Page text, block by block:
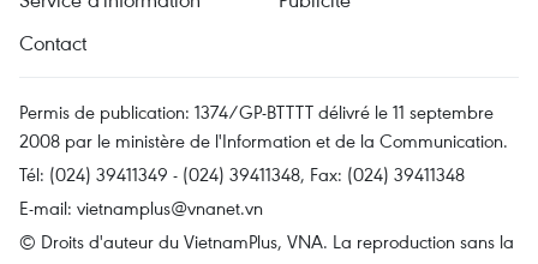
Contact
Permis de publication: 1374/GP-BTTTT délivré le 11 septembre
2008 par le ministère de l'Information et de la Communication.
Tél: (024) 39411349 - (024) 39411348, Fax: (024) 39411348
E-mail: vietnamplus@vnanet.vn
© Droits d'auteur du VietnamPlus, VNA. La reproduction sans la